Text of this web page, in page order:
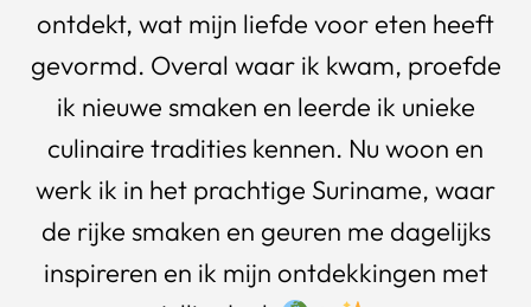
ontdekt, wat mijn liefde voor eten heeft
gevormd. Overal waar ik kwam, proefde
ik nieuwe smaken en leerde ik unieke
culinaire tradities kennen. Nu woon en
werk ik in het prachtige Suriname, waar
de rijke smaken en geuren me dagelijks
inspireren en ik mijn ontdekkingen met